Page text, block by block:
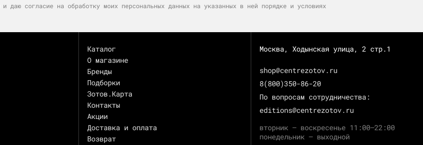
и даю согласие на обработку моих персональных данных на указанных в ней порядке и условиях
Каталог
О магазине
Бренды
Подборки
Зотов.Карта
Контакты
Акции
Доставка и оплата
Возврат
Москва, Ходынская улица, 2 стр.1
shop@centrezotov.ru
8(800)350-86-20
По вопросам сотрудничества:
editions@centrezotov.ru
вторник — воскресенье 11:00–22:00
понедельник — выходной